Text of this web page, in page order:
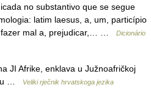
no substantivo que se segue
latim laesus, a, um, particípio
fazer mal a, prejudicar,… …
Dicionário
JI Afrike, enklava u Južnoafričkoj
…
Veliki rječnik hrvatskoga jezika